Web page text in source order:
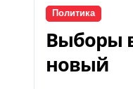
Политика
Выборы
новый